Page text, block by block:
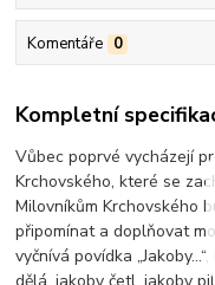
Komentáře 0
Kompletní
Vůbec poprvé vycházejí
Krchovského, které se
Milovníkům Krchovského
připomínat a doplňovat
vyčnívá povídka